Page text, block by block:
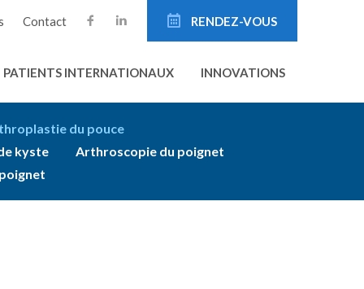
RENDEZ-VOUS
Contact
PATIENTS INTERNATIONAUX INNOVATIONS
du pouce
kyste
Arthroscopie du poignet